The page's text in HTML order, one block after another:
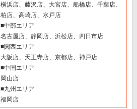
横浜店、藤沢店、大宮店、船橋店、千葉店、
柏店、高崎店、水戸店
■中部エリア
名古屋店、静岡店、浜松店、四日市店
■関西エリア
大阪店、天王寺店、京都店、神戸店
■中国エリア
岡山店
■九州エリア
福岡店